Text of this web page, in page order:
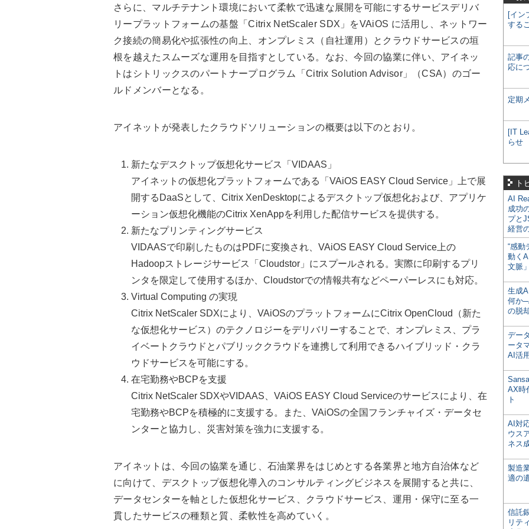
さらに、マルチテナント環境において柔軟で迅速な展開を可能にするサービスデリバ
リープラットフォームの基盤「Citrix NetScaler SDX」をVAiOS に活用し、ネットワー
ク接続の簡易化や拡張性の向上、オンプレミス（自社運用）とクラウドサービスの垣
根を越えたスムーズな運用を目指すとしている。なお、今回の協業に伴い、アイネッ
トはシトリックスのパートナープログラム「Citrix Solution Advisor」（CSA）のゴー
ルドメンバーとなる。
アイネットが発表したクラウドソリューションの概要は以下のとおり。
新たなデスクトップ仮想化サービス「VIDAAS」
アイネットの仮想化プラットフォームである「VAiOS EASY Cloud Service」上で展
開するDaaSとして、Citrix XenDesktopによるデスクトップ仮想化および、アプリケ
ーション仮想化機能のCitrix XenAppを利用した配信サービスを提供する。
新たなプリンティングサービス
VIDAASで印刷したものはPDFに変換され、VAiOS EASY Cloud Service上の
Hadoopストレージサービス「Cloudstor」にスプールされる。実際に印刷するプリ
ンタを限定して使用するほか、Cloudstorでの情報共有などペーパーレスにも対応。
Virtual Computing の実現
Citrix NetScaler SDXにより、VAiOSのプラットフォームにCitrix OpenCloud（新た
な仮想化サービス）のテクノロジーをデリバリーすることで、オンプレミス、プラ
イベートクラウドとパブリッククラウドを連携して利用できるハイブリッド・クラ
ウドサービスを可能にする。
在宅勤務やBCPを支援
Citrix NetScaler SDXやVIDAAS、VAiOS EASY Cloud Serviceのサービスにより、在
宅勤務やBCPを積極的に支援する。また、VAiOSの全国フランチャイズ・データセ
ンターと協力し、災害対策を強力に支援する。
アイネットは、今回の協業を通じ、石油業界をはじめとする各業界と地方自治体など
に向けて、デスクトップ仮想化導入のコンサルティングビジネスを展開すると共に、
データセンターを軸とした仮想化サービス、クラウドサービス、運用・保守に至る一
貫したサービスの種類と質、柔軟性を高めていく。
[イン
する
記事
応に
定期
[IT
らせ
ト
AI
成功
プと
経営
“感動
動く
文脈
生成
何か
の脱
デー
ータ
AI活
AX時
ト
AI対
ウス
ネス
製造
適の
信託
リテ